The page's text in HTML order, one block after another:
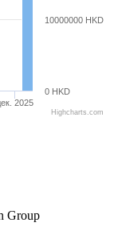
2025
0 HKD
10000000 HKD
Highcharts.com
Group